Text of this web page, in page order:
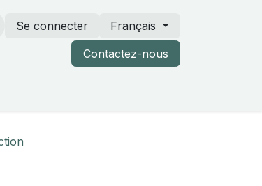
Se connecter
Français
Contactez-nous